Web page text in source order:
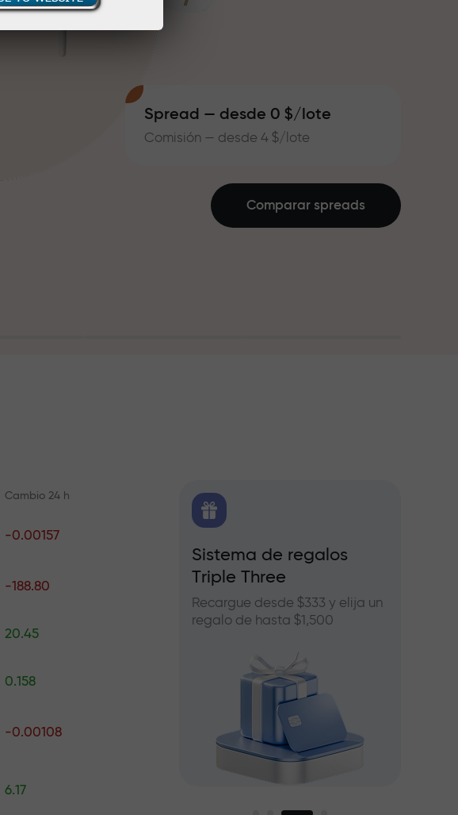
Spread — desde 0 $/lote
Comisión — desde 4 $/lote
Comparar spreads
Cambio 24 h
-0.00157
-188.80
20.45
0.158
-0.00108
6.17
diarios de Forex,
Sistema de regalos
Triple Three
Recargue desde $333 y elija un
regalo de hasta $1,500